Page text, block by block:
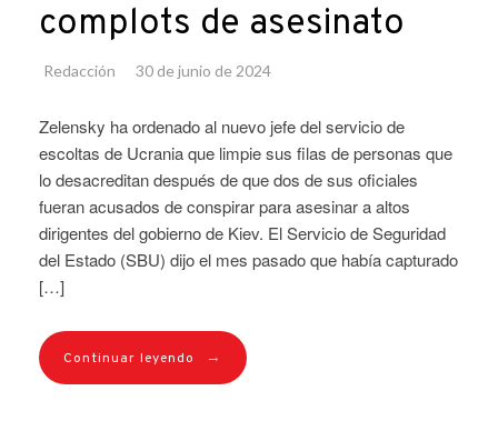
complots de asesinato
Redacción 30 de junio de 2024
Zelensky ha ordenado al nuevo jefe del servicio de
escoltas de Ucrania que limpie sus filas de personas que
lo desacreditan después de que dos de sus oficiales
fueran acusados ​​de conspirar para asesinar a altos
dirigentes del gobierno de Kiev. El Servicio de Seguridad
del Estado (SBU) dijo el mes pasado que había capturado
[…]
Continuar leyendo →